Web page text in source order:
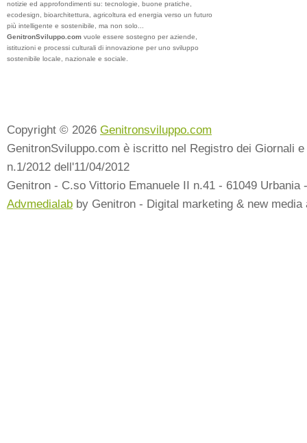
notizie ed approfondimenti su: tecnologie, buone pratiche,
ecodesign, bioarchitettura, agricoltura ed energia verso un futuro
più intelligente e sostenibile, ma non solo...
GenitronSviluppo.com vuole essere sostegno per aziende,
istituzioni e processi culturali di innovazione per uno sviluppo
sostenibile locale, nazionale e sociale.
Copyright © 2026 Genitronsviluppo.com
GenitronSviluppo.com è iscritto nel Registro dei Giornali
n.1/2012 dell'11/04/2012
Genitron - C.so Vittorio Emanuele II n.41 - 61049 Urbania
Advmedialab by Genitron - Digital marketing & new media